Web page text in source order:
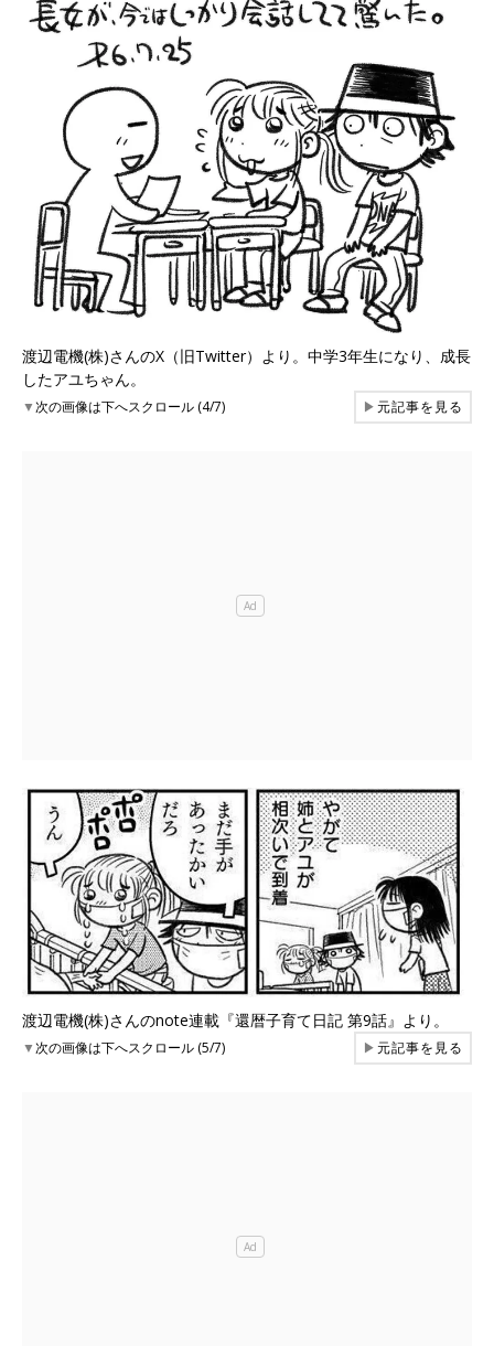
渡辺電機(株)さんのX（旧Twitter）より。中学3年生になり、成長
したアユちゃん。
▼次の画像は下へスクロール (4/7) ▶元記事を見る
渡辺電機(株)さんのnote連載『還暦子育て日記 第9話』より。
▼次の画像は下へスクロール (5/7) ▶元記事を見る